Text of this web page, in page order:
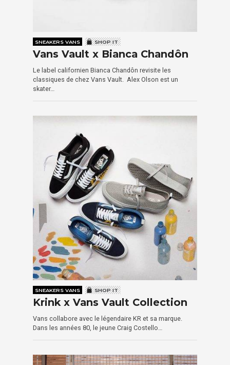
SNEAKERS VANS SHOP IT
Vans Vault x Bianca Chandôn
Le label californien Bianca Chandôn revisite les
classiques de chez Vans Vault. Alex Olson est un
skater…
SNEAKERS VANS SHOP IT
Krink x Vans Vault Collection
Vans collabore avec le légendaire KR et sa marque.
Dans les années 80, le jeune Craig Costello…